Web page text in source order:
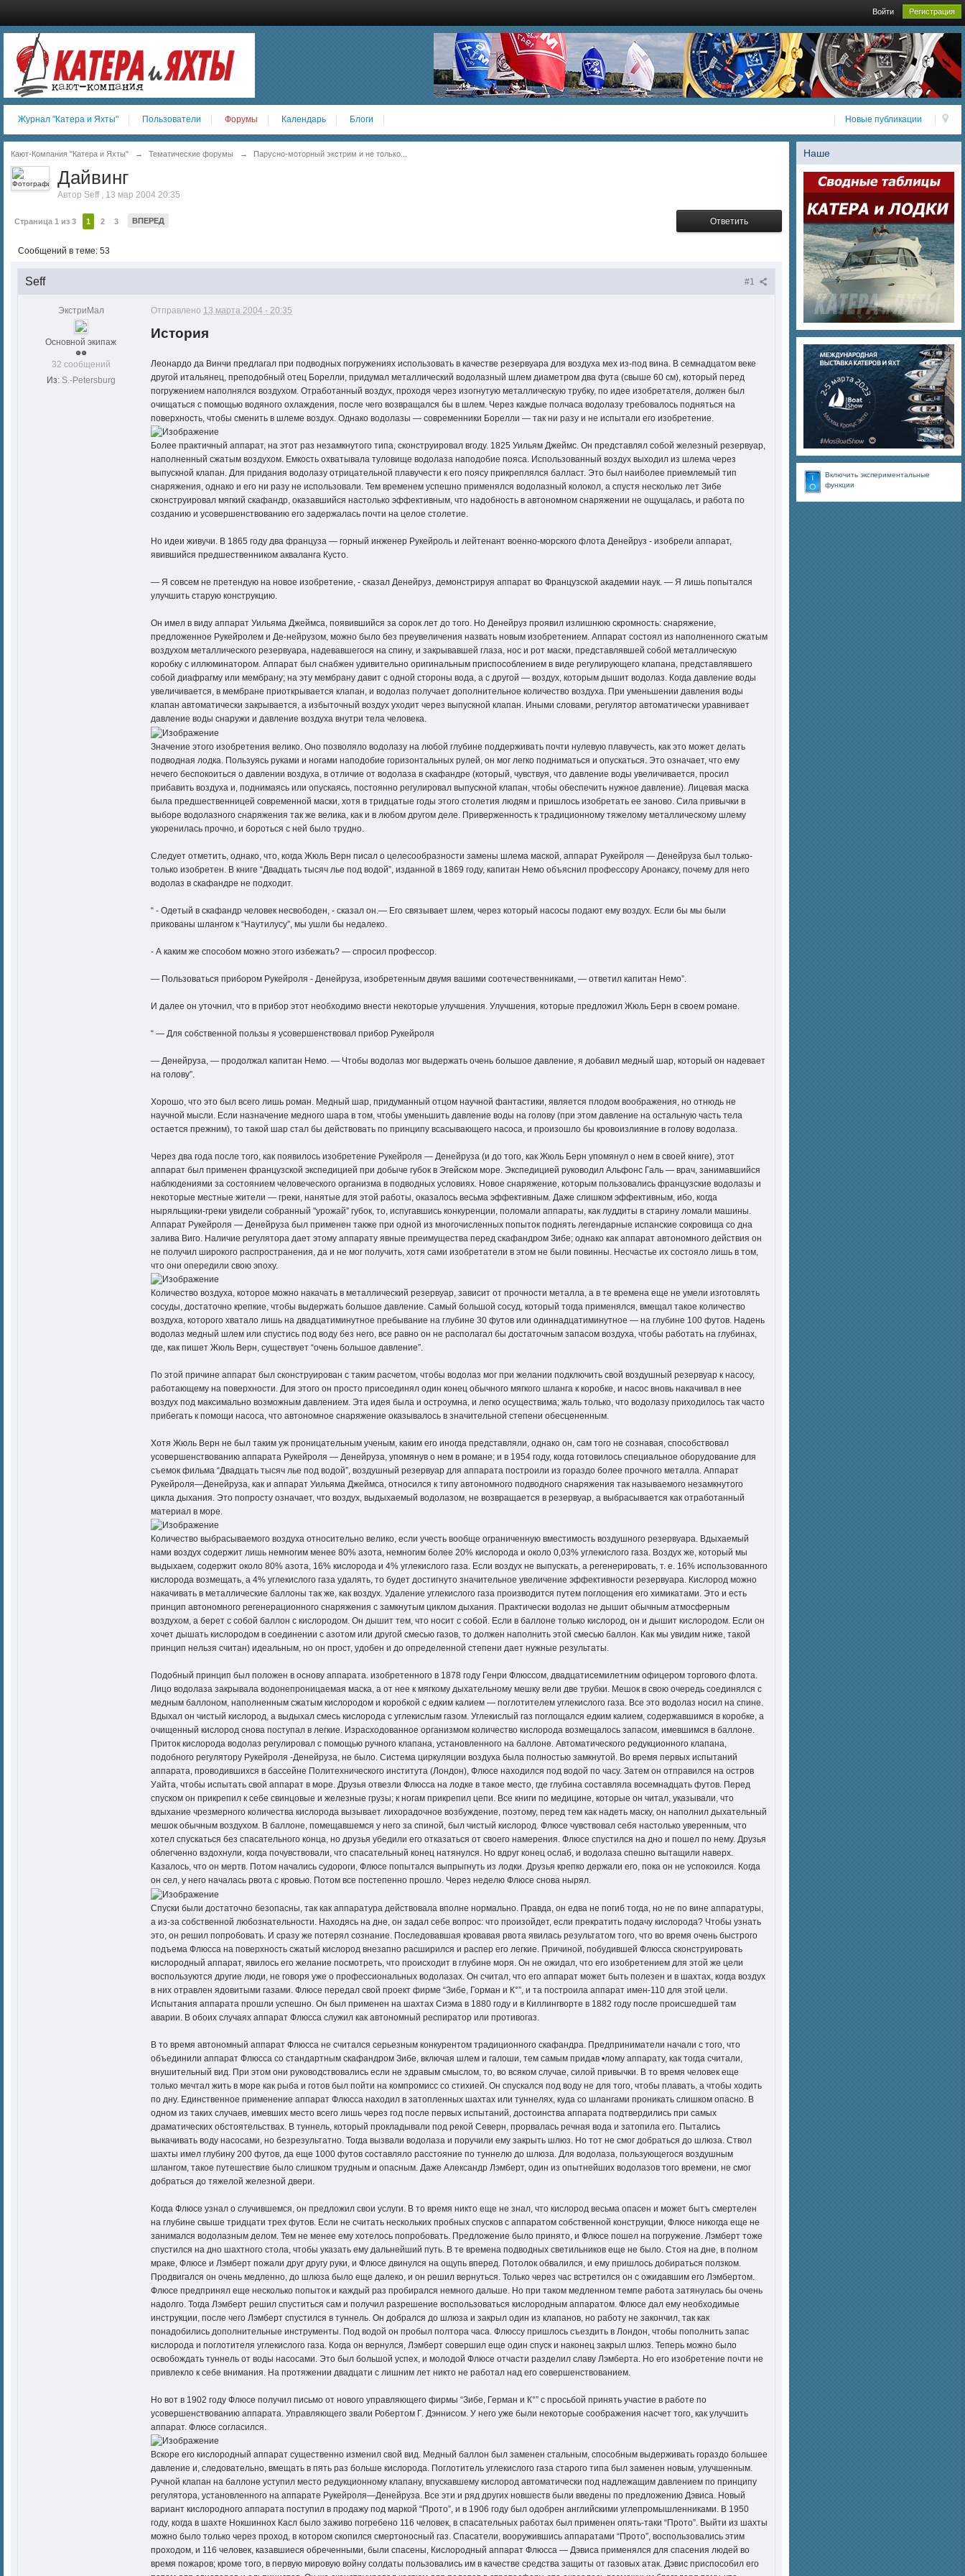
Войти Регистрация
Новые публикации
Журнал "Катера и Яхты" Пользователи Форумы Календарь Блоги
Наше
Включить экспериментальные
функции
Кают-Компания "Катера и Яхты" → Тематические форумы → Парусно-моторный экстрим и не только...
Дайвинг
Автор Seff , 13 мар 2004 20:35
Страница 1 из 3 1 2 3 ВПЕРЕД Ответить
Сообщений в теме: 53
#1
Seff
ЭкстриМал
Основной экипаж
32 сообщений
Из: S.-Petersburg
Отправлено 13 марта 2004 - 20:35
История
Леонардо да Винчи предлагал при подводных погружениях использовать в качестве резервуара для воздуха мех из-под вина. В семнадцатом веке
другой итальянец, преподобный отец Борелли, придумал металлический водолазный шлем диаметром два фута (свыше 60 см), который перед
погружением наполнялся воздухом. Отработанный воздух, проходя через изогнутую металлическую трубку, по идее изобретателя, должен был
очищаться с помощью водяного охлаждения, после чего возвращался бы в шлем. Через каждые полчаса водолазу требовалось подняться на
поверхность, чтобы сменить в шлеме воздух. Однако водолазы — современники Борелли — так ни разу и не испытали его изобретение.
Более практичный аппарат, на этот раз незамкнутого типа, сконструировал вгоду. 1825 Уильям Джеймс. Он представлял собой железный резервуар,
наполненный сжатым воздухом. Емкость охватывала туловище водолаза наподобие пояса. Использованный воздух выходил из шлема через
выпускной клапан. Для придания водолазу отрицательной плавучести к его поясу прикреплялся балласт. Это был наиболее приемлемый тип
снаряжения, однако и его ни разу не использовали. Тем временем успешно применялся водолазный колокол, а спустя несколько лет Зибе
сконструировал мягкий скафандр, оказавшийся настолько эффективным, что надобность в автономном снаряжении не ощущалась, и работа по
созданию и усовершенствованию его задержалась почти на целое столетие.
Но идеи живучи. В 1865 году два француза — горный инженер Рукейроль и лейтенант военно-морского флота Денейруз - изобрели аппарат,
явившийся предшественником акваланга Кусто.
— Я совсем не претендую на новое изобретение, - сказал Денейруз, демонстрируя аппарат во Французской академии наук. — Я лишь попытался
улучшить старую конструкцию.
Он имел в виду аппарат Уильяма Джеймса, появившийся за сорок лет до того. Но Денейруз проявил излишнюю скромность: снаряжение,
предложенное Рукейролем и Де-нейрузом, можно было без преувеличения назвать новым изобретением. Аппарат состоял из наполненного сжатым
воздухом металлического резервуара, надевавшегося на спину, и закрывавшей глаза, нос и рот маски, представлявшей собой металлическую
коробку с иллюминатором. Аппарат был снабжен удивительно оригинальным приспособлением в виде регулирующего клапана, представлявшего
собой диафрагму или мембрану; на эту мембрану давит с одной стороны вода, а с другой — воздух, которым дышит водолаз. Когда давление воды
увеличивается, в мембране приоткрывается клапан, и водолаз получает дополнительное количество воздуха. При уменьшении давления воды
клапан автоматически закрывается, а избыточный воздух уходит через выпускной клапан. Иными словами, регулятор автоматически уравнивает
давление воды снаружи и давление воздуха внутри тела человека.
Значение этого изобретения велико. Оно позволяло водолазу на любой глубине поддерживать почти нулевую плавучесть, как это может делать
подводная лодка. Пользуясь руками и ногами наподобие горизонтальных рулей, он мог легко подниматься и опускаться. Это означает, что ему
нечего беспокоиться о давлении воздуха, в отличие от водолаза в скафандре (который, чувствуя, что давление воды увеличивается, просил
прибавить воздуха и, поднимаясь или опускаясь, постоянно регулировал выпускной клапан, чтобы обеспечить нужное давление). Лицевая маска
была предшественницей современной маски, хотя в тридцатые годы этого столетия людям и пришлось изобретать ее заново. Сила привычки в
выборе водолазного снаряжения так же велика, как и в любом другом деле. Приверженность к традиционному тяжелому металлическому шлему
укоренилась прочно, и бороться с ней было трудно.
Следует отметить, однако, что, когда Жюль Верн писал о целесообразности замены шлема маской, аппарат Рукейроля — Денейруза был только-
только изобретен. В книге “Двадцать тысяч лье под водой”, изданной в 1869 году, капитан Немо объяснил профессору Аронаксу, почему для него
водолаз в скафандре не подходит.
“ - Одетый в скафандр человек несвободен, - сказал он.— Его связывает шлем, через который насосы подают ему воздух. Если бы мы были
прикованы шлангом к “Наутилусу”, мы ушли бы недалеко.
- А каким же способом можно этого избежать? — спросил профессор.
— Пользоваться прибором Рукейроля - Денейруза, изобретенным двумя вашими соотечественниками, — ответил капитан Немо”.
И далее он уточнил, что в прибор этот необходимо внести некоторые улучшения. Улучшения, которые предложил Жюль Берн в своем романе.
“ — Для собственной пользы я усовершенствовал прибор Рукейроля
— Денейруза, — продолжал капитан Немо. — Чтобы водолаз мог выдержать очень большое давление, я добавил медный шар, который он надевает
на голову”.
Хорошо, что это был всего лишь роман. Медный шар, придуманный отцом научной фантастики, является плодом воображения, но отнюдь не
научной мысли. Если назначение медного шара в том, чтобы уменьшить давление воды на голову (при этом давление на остальную часть тела
остается прежним), то такой шар стал бы действовать по принципу всасывающего насоса, и произошло бы кровоизлияние в голову водолаза.
Через два года после того, как появилось изобретение Рукейроля — Денейруза (и до того, как Жюль Берн упомянул о нем в своей книге), этот
аппарат был применен французской экспедицией при добыче губок в Эгейском море. Экспедицией руководил Альфонс Галь — врач, занимавшийся
наблюдениями за состоянием человеческого организма в подводных условиях. Новое снаряжение, которым пользовались французские водолазы и
некоторые местные жители — греки, нанятые для этой работы, оказалось весьма эффективным. Даже слишком эффективным, ибо, когда
ныряльщики-греки увидели собранный "урожай” губок, то, испугавшись конкуренции, поломали аппараты, как луддиты в старину ломали машины.
Аппарат Рукейроля — Денейруза был применен также при одной из многочисленных попыток поднять легендарные испанские сокровища со дна
залива Виго. Наличие регулятора дает этому аппарату явные преимущества перед скафандром Зибе; однако как аппарат автономного действия он
не получил широкого распространения, да и не мог получить, хотя сами изобретатели в этом не были повинны. Несчастье их состояло лишь в том,
что они опередили свою эпоху.
Количество воздуха, которое можно накачать в металлический резервуар, зависит от прочности металла, а в те времена еще не умели изготовлять
сосуды, достаточно крепкие, чтобы выдержать большое давление. Самый большой сосуд, который тогда применялся, вмещал такое количество
воздуха, которого хватало лишь на двадцатиминутное пребывание на глубине 30 футов или одиннадцатиминутное — на глубине 100 футов. Надень
водолаз медный шлем или спустись под воду без него, все равно он не располагал бы достаточным запасом воздуха, чтобы работать на глубинах,
где, как пишет Жюль Верн, существует “очень большое давление”.
По этой причине аппарат был сконструирован с таким расчетом, чтобы водолаз мог при желании подключить свой воздушный резервуар к насосу,
работающему на поверхности. Для этого он просто присоединял один конец обычного мягкого шланга к коробке, и насос вновь накачивал в нее
воздух под максимально возможным давлением. Эта идея была и остроумна, и легко осуществима; жаль только, что водолазу приходилось так часто
прибегать к помощи насоса, что автономное снаряжение оказывалось в значительной степени обесцененным.
Хотя Жюль Верн не был таким уж проницательным ученым, каким его иногда представляли, однако он, сам того не сознавая, способствовал
усовершенствованию аппарата Рукейроля — Денейруза, упомянув о нем в романе; и в 1954 году, когда готовилось специальное оборудование для
съемок фильма “Двадцать тысяч лье под водой”, воздушный резервуар для аппарата построили из гораздо более прочного металла. Аппарат
Рукейроля—Денейруза, как и аппарат Уильяма Джеймса, относился к типу автономного подводного снаряжения так называемого незамкнутого
цикла дыхания. Это попросту означает, что воздух, выдыхаемый водолазом, не возвращается в резервуар, а выбрасывается как отработанный
материал в море.
Количество выбрасываемого воздуха относительно велико, если учесть вообще ограниченную вместимость воздушного резервуара. Вдыхаемый
нами воздух содержит лишь немногим менее 80% азота, немногим более 20% кислорода и около 0,03% углекислого газа. Воздух же, который мы
выдыхаем, содержит около 80% азота, 16% кислорода и 4% углекислого газа. Если воздух не выпускать, а регенерировать, т. е. 16% использованного
кислорода возмещать, а 4% углекислого газа удалять, то будет достигнуто значительное увеличение эффективности резервуара. Кислород можно
накачивать в металлические баллоны так же, как воздух. Удаление углекислого газа производится путем поглощения его химикатами. Это и есть
принцип автономного регенерационного снаряжения с замкнутым циклом дыхания. Практически водолаз не дышит обычным атмосферным
воздухом, а берет с собой баллон с кислородом. Он дышит тем, что носит с собой. Если в баллоне только кислород, он и дышит кислородом. Если он
хочет дышать кислородом в соединении с азотом или другой смесью газов, то должен наполнить этой смесью баллон. Как мы увидим ниже, такой
принцип нельзя считан) идеальным, но он прост, удобен и до определенной степени дает нужные результаты.
Подобный принцип был положен в основу аппарата. изобретенного в 1878 году Генри Флюссом, двадцатисемилетним офицером торгового флота.
Лицо водолаза закрывала водонепроницаемая маска, а от нее к мягкому дыхательному мешку вели две трубки. Мешок в свою очередь соединялся с
медным баллоном, наполненным сжатым кислородом и коробкой с едким калием — поглотителем углекислого газа. Все это водолаз носил на спине.
Вдыхал он чистый кислород, а выдыхал смесь кислорода с углекислым газом. Углекислый газ поглощался едким калием, содержавшимся в коробке, а
очищенный кислород снова поступал в легкие. Израсходованное организмом количество кислорода возмещалось запасом, имевшимся в баллоне.
Приток кислорода водолаз регулировал с помощью ручного клапана, установленного на баллоне. Автоматического редукционного клапана,
подобного регулятору Рукейроля -Денейруза, не было. Система циркуляции воздуха была полностью замкнутой. Во время первых испытаний
аппарата, проводившихся в бассейне Политехнического института (Лондон), Флюсе находился под водой по часу. Затем он отправился на остров
Уайта, чтобы испытать свой аппарат в море. Друзья отвезли Флюсса на лодке в такое место, где глубина составляла восемнадцать футов. Перед
спуском он прикрепил к себе свинцовые и железные грузы; к ногам прикрепил цепи. Все книги по медицине, которые он читал, указывали, что
вдыхание чрезмерного количества кислорода вызывает лихорадочное возбуждение, поэтому, перед тем как надеть маску, он наполнил дыхательный
мешок обычным воздухом. В баллоне, помещавшемся у него за спиной, был чистый кислород. Флюсе чувствовал себя настолько уверенным, что
хотел спускаться без спасательного конца, но друзья убедили его отказаться от своего намерения. Флюсе спустился на дно и пошел по нему. Друзья
облегченно вздохнули, когда почувствовали, что спасательный конец натянулся. Но вдруг конец ослаб, и водолаза спешно вытащили наверх.
Казалось, что он мертв. Потом начались судороги, Флюсе попытался выпрыгнуть из лодки. Друзья крепко держали его, пока он не успокоился. Когда
он сел, у него началась рвота с кровью. Потом все постепенно прошло. Через неделю Флюсе снова нырял.
Спуски были достаточно безопасны, так как аппаратура действовала вполне нормально. Правда, он едва не погиб тогда, но не по вине аппаратуры,
а из-за собственной любознательности. Находясь на дне, он задал себе вопрос: что произойдет, если прекратить подачу кислорода? Чтобы узнать
это, он решил попробовать. И сразу же потерял сознание. Последовавшая кровавая рвота явилась результатом того, что во время очень быстрого
подъема Флюсса на поверхность сжатый кислород внезапно расширился и распер его легкие. Причиной, побудившей Флюсса сконструировать
кислородный аппарат, явилось его желание посмотреть, что происходит в глубине моря. Он не ожидал, что его изобретением для этой же цели
воспользуются другие люди, не говоря уже о профессиональных водолазах. Он считал, что его аппарат может быть полезен и в шахтах, когда воздух
в них отравлен ядовитыми газами. Флюсе передал свой проект фирме “Зибе, Горман и К°”, и та построила аппарат имен-110 для этой цели.
Испытания аппарата прошли успешно. Он был применен на шахтах Сиэма в 1880 году и в Киллингворте в 1882 году после происшедшей там
аварии. В обоих случаях аппарат Флюсса служил как автономный респиратор или противогаз.
В то время автономный аппарат Флюсса не считался серьезным конкурентом традиционного скафандра. Предприниматели начали с того, что
объединили аппарат Флюсса со стандартным скафандром Зибе, включая шлем и галоши, тем самым придав •лому аппарату, как тогда считали,
внушительный вид. При этом они руководствовались если не здравым смыслом, то, во всяком случае, силой привычки. В то время человек еще
только мечтал жить в море как рыба и готов был пойти на компромисс со стихией. Он спускался под воду не для того, чтобы плавать, а чтобы ходить
по дну. Единственное применение аппарат Флюсса находил в затопленных шахтах или туннелях, куда со шлангами проникать слишком опасно. В
одном из таких случаев, имевших место всего лишь через год после первых испытаний, достоинства аппарата подтвердились при самых
драматических обстоятельствах. В туннель, который прокладывали под рекой Северн, прорвалась речная вода и затопила его. Пытались
выкачивать воду насосами, но безрезультатно. Тогда вызвали водолаза и поручили ему закрыть шлюз. Но тот не смог добраться до шлюза. Ствол
шахты имел глубину 200 футов, да еще 1000 футов составляло расстояние по туннелю до шлюза. Для водолаза, пользующегося воздушным
шлангом, такое путешествие было слишком трудным и опасным. Даже Александр Лэмберт, один из опытнейших водолазов того времени, не смог
добраться до тяжелой железной двери.
Когда Флюсе узнал о случившемся, он предложил свои услуги. В то время никто еще не знал, что кислород весьма опасен и может бытъ смертелен
на глубине свыше тридцати трех футов. Если не считать нескольких пробных спусков с аппаратом собственной конструкции, Флюсе никогда еще не
занимался водолазным делом. Тем не менее ему хотелось попробовать. Предложение было принято, и Флюсе пошел на погружение. Лэмберт тоже
спустился на дно шахтного стола, чтобы указать ему дальнейший путь. В те времена подводных светильников еще не было. Стоя на дне, в полном
мраке, Флюсе и Лэмберт пожали дpyг другу руки, и Флюсе двинулся на ощупь вперед. Потолок обвалился, и ему пришлось добираться ползком.
Продвигался он очень медленно, до шлюза было еще далеко, и он решил вернуться. Только через час встретился он с ожидавшим его Лэмбертом.
Флюсе предпринял еще несколько попыток и каждый раз пробирался немного дальше. Но при таком медленном темпе работа затянулась бы очень
надолго. Тогда Лэмберт решил спуститься сам и получил разрешение воспользоваться кислородным аппаратом. Флюсе дал ему необходимые
инструкции, после чего Лэмберт спустился в туннель. Он добрался до шлюза и закрыл один из клапанов, но работу не закончил, так как
понадобились дополнительные инструменты. Под водой он пробыл полтора часа. Флюссу пришлось съездить в Лондон, чтобы пополнить запас
кислорода и поглотителя углекислого газа. Когда он вернулся, Лэмберт совершил еще один спуск и наконец закрыл шлюз. Теперь можно было
освобождать туннель от воды насосами. Это был большой успех, и молодой Флюсе отчасти разделил славу Лэмберта. Но его изобретение почти не
привлекло к себе внимания. На протяжении двадцати с лишним лет никто не работал над его совершенствованием.
Но вот в 1902 году Флюсе получил письмо от нового управляющего фирмы “Зибе, Герман и К°” с просьбой принять участие в работе по
усовершенствованию аппарата. Управляющего звали Робертом Г. Дэннисом. У него уже были некоторые соображения насчет того, как улучшить
аппарат. Флюсе согласился.
Вскоре его кислородный аппарат существенно изменил свой вид. Медный баллон был заменен стальным, способным выдерживать гораздо большее
давление и, следовательно, вмещать в пять раз больше кислорода. Поглотитель углекислого газа старого типа был заменен новым, улучшенным.
Ручной клапан на баллоне уступил место редукционному клапану, впускавшему кислород автоматически под надлежащим давлением по принципу
регулятора, установленного на аппарате Рукейроля—Денейруза. Все эти и ряд других новшеств были введены по предложению Дэвиса. Новый
вариант кислородного аппарата поступил в продажу под маркой “Прото”, и в 1906 году был одобрен английскими углепромышленниками. В 1950
году, когда в шахте Нокшиннох Касл было заживо погребено 116 человек, в спасательных работах был применен опять-таки “Прото”. Выйти из шахты
можно было только через проход, в котором скопился смертоносный газ. Спасатели, вооружившись аппаратами “Прото”, воспользовались этим
проходом, и 116 человек, казавшиеся обреченными, были спасены, Кислородный аппарат Флюсса — Дэвиса применялся для спасения людей во
время пожаров; кроме того, в первую мировую войну солдаты пользовались им в качестве средства защиты от газовых атак. Дэвис приспособил его